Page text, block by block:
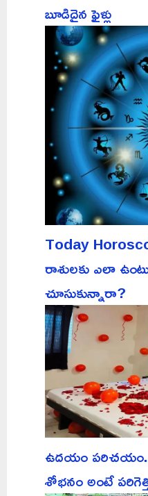
బూడిదైన ఫైళ్లు
Today
రాశులకు ఎలా
చూసుకున్నారా?
ఉదయం పరిచయం..
శోభనం అంటే